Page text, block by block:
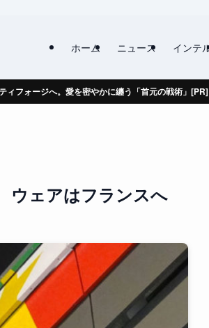
ホーム ニュース インテ
ィフォージへ。愛を密やかに纏う「首元の戦術」[PR]
ウェアはフランスへ